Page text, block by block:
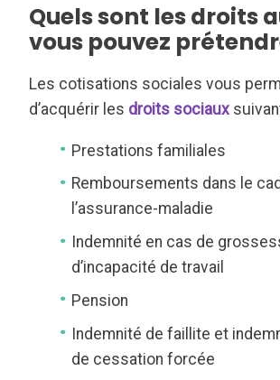
Quels sont les droits
vous pouvez
Les cotisations sociales vous
d’acquérir les droits sociaux
Prestations familiales
Remboursements dans le
l’assurance-maladie
Indemnité en cas de
d’incapacité de travail
Pension
Indemnité de faillite et
de cessation forcée